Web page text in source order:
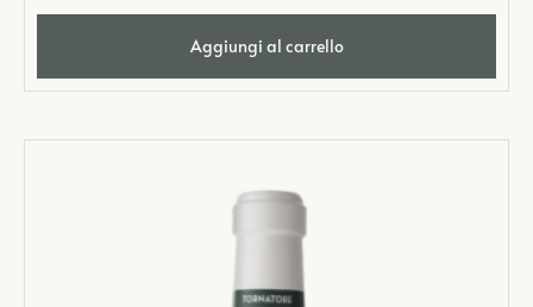
Aggiungi al carrello